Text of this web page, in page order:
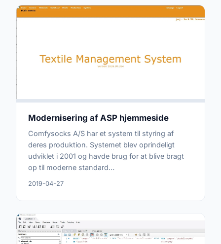
Modernisering af ASP hjemmeside
Comfysocks A/S har et system til styring af
deres produktion. Systemet blev oprindeligt
udviklet i 2001 og havde brug for at blive bragt
op til moderne standard…
2019-04-27